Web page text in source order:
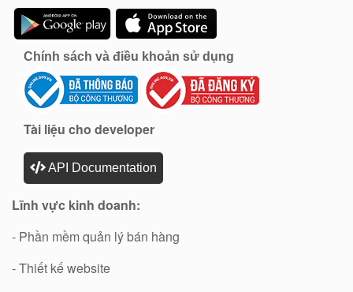
Chính sách và điều khoản sử dụng
Tài liệu cho developer
API Documentation
Lĩnh vực kinh doanh:
- Phần mềm quản lý bán hàng
- Thiết kế website